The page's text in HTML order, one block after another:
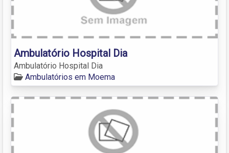
Ambulatório Hospital Dia
Ambulatório Hospital Dia
Ambulatórios em Moema